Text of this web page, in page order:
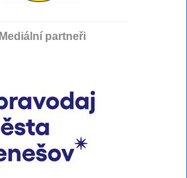
Mediální partneři